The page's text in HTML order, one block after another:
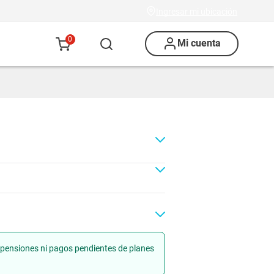
0 Mi cuenta
Renovaciónni pagos pendientes de planes